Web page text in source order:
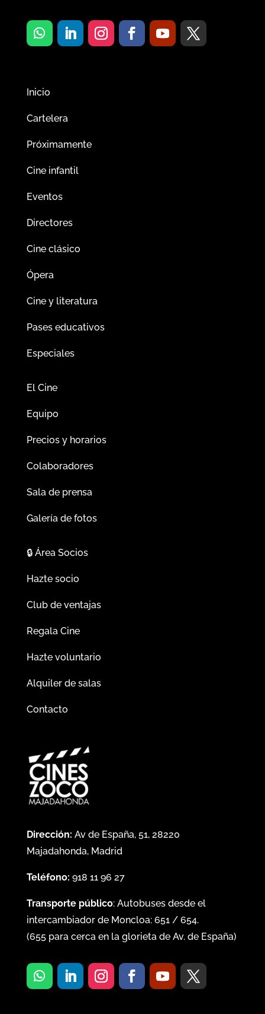
Inicio
Cartelera
Próximamente
Cine infantil
Eventos
Directores
Cine clásico
Ópera
Cine y literatura
Pases educativos
Especiales
El Cine
Equipo
Precios y horarios
Colaboradores
Sala de prensa
Galería de fotos
🔒Área Socios
Hazte socio
Club de ventajas
Regala Cine
Hazte voluntario
Alquiler de salas
Contacto
Dirección: Av de España, 51, 28220
Majadahonda, Madrid
Teléfono: 918 11 96 27
Transporte público: Autobuses desde el
intercambiador de Moncloa: 651/ 654.
(655para cerca en la glorieta de Av. de España)